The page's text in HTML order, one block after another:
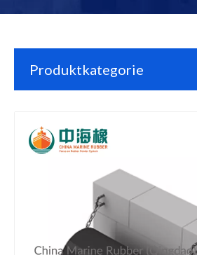
Produktkategorie